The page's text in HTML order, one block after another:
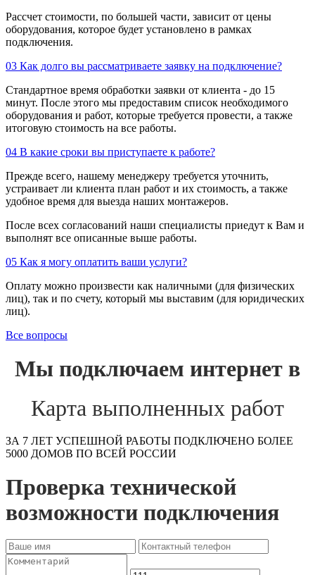
Рассчет стоимости, по большей части, зависит от цены
оборудования, которое будет установлено в рамках
подключения.
03 Как долго вы рассматриваете заявку на подключение?
Стандартное время обработки заявки от клиента - до 15
минут. После этого мы предоставим список необходимого
оборудования и работ, которые требуется провести, а также
итоговую стоимость на все работы.
04 В какие сроки вы приступаете к работе?
Прежде всего, нашему менеджеру требуется уточнить,
устраивает ли клиента план работ и их стоимость, а также
удобное время для выезда наших монтажеров.
После всех согласований наши специалисты приедут к Вам и
выполнят все описанные выше работы.
05 Как я могу оплатить ваши услуги?
Оплату можно произвести как наличными (для физических
лиц), так и по счету, который мы выставим (для юридических
лиц).
Все вопросы
Мы подключаем интернет в
Карта выполненных работ
ЗА 7 ЛЕТ УСПЕШНОЙ РАБОТЫ ПОДКЛЮЧЕНО БОЛЕЕ
5000 ДОМОВ ПО ВСЕЙ РОССИИ
Проверка технической
возможности подключения